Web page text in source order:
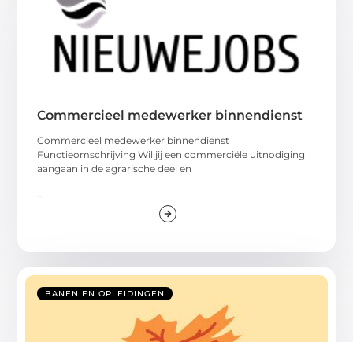
Commercieel medewerker binnendienst
Commercieel medewerker binnendienst
Functieomschrijving Wil jij een commerciële uitnodiging
aangaan in de agrarische deel en
...
BANEN EN OPLEIDINGEN